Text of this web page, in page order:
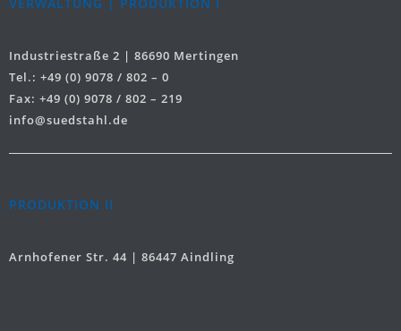
Industriestraße 2 | 86690 Mertingen
Tel.: +49 (0) 9078 / 802 – 0
Fax: +49 (0) 9078 / 802 – 219
info@suedstahl.de
PRODUKTION II
Arnhofener Str. 44 | 86447 Aindling